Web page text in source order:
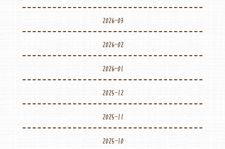
2026-03
2026-02
2026-01
2025-12
2025-11
2025-10